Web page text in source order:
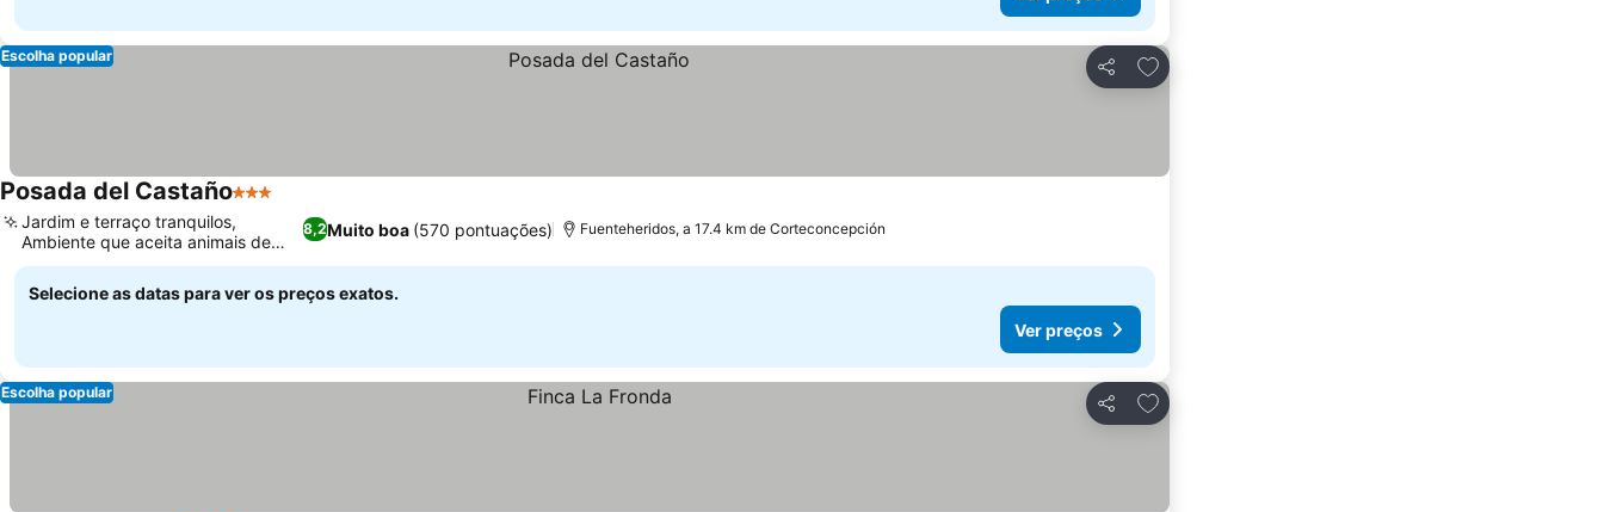
Partilhar
Adicionar aos favoritos
Escolha popular
Posada del Castaño3 Estrelas
8,2Muito boa (570 pontuações)
Jardim e terraço tranquilos,
Ambiente que aceita animais de
estimação
Fuenteheridos, a 17.4 km de Corteconcepción
Selecione as datas para ver os preços exatos.
Ver preços
Partilhar
Adicionar aos favoritos
Escolha popular